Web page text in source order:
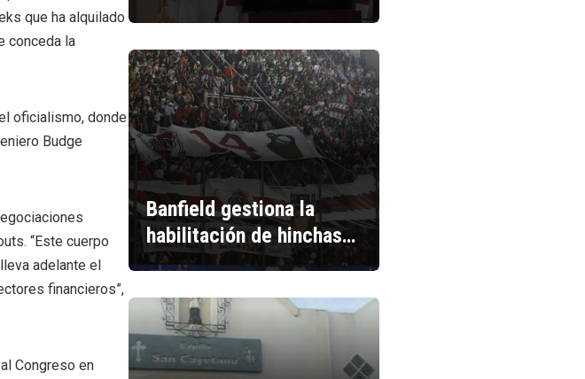
que ha alquilado
conceda la
oficialismo, donde
Budge
“Este cuerpo
adelante el
financieros”,
Congreso en
Banfield gestiona la
habilitación de hinchas…